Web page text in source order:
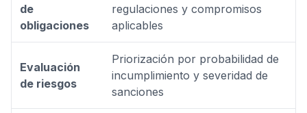
de
obligaciones
regulaciones y compromisos
aplicables
Evaluación
de riesgos
Priorización por probabilidad de
incumplimiento y severidad de
sanciones